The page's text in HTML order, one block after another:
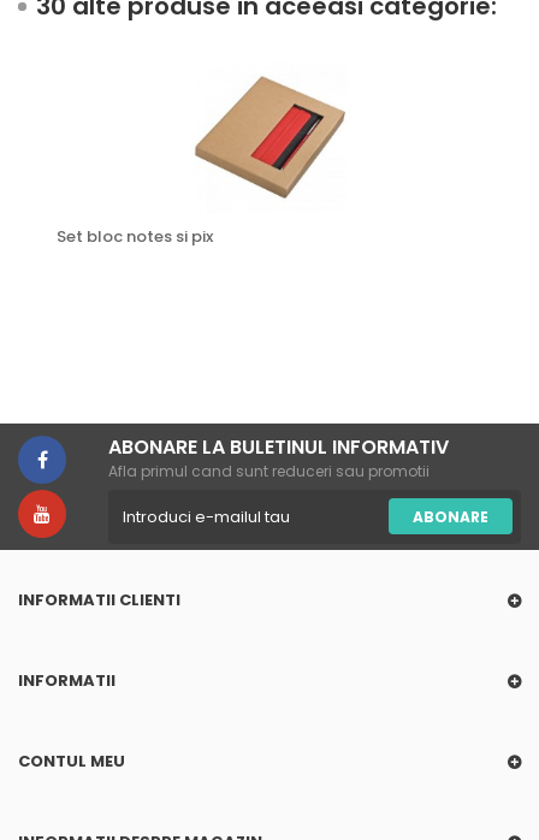
Set bloc notes si pix
ABONARE LA BULETINUL INFORMATIV
Afla primul cand sunt reduceri sau promotii
ABONARE
INFORMATII CLIENTI
INFORMATII
CONTUL MEU